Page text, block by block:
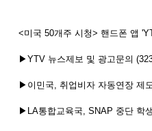
<미국 50개주 시청> 핸드폰 앱
▶YTV 뉴스제보 및 광고문의
▶이민국, 취업비자 자동연장 제
▶ LA통합교육국, SNAP 중단 학